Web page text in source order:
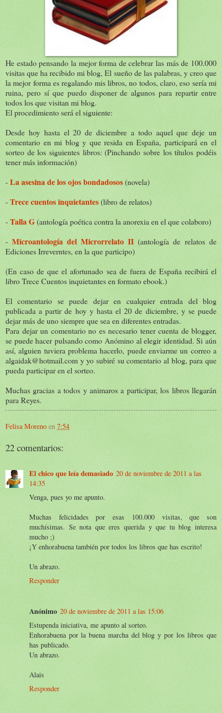
He estado pensando la mejor forma de celebrar las más de 100.000
visitas que ha recibido mi blog, El sueño de las palabras, y creo que
la mejor forma es regalando mis libros, no todos, claro, eso sería mi
ruina, pero sí que puedo disponer de algunos para repartir entre
todos los que visitan mi blog.
El procedimiento será el siguiente:
Desde hoy hasta el 20 de diciembre a todo aquel que deje un
comentario en mi blog y que resida en España, participará en el
sorteo de los siguientes libros: (Pinchando sobre los títulos podéis
tener más información)
-La asesina de los ojos bondadosos(novela)
-Trece cuentos inquietantes(libro de relatos)
-Talla G(antología poética contra la anorexia en el que colaboro)
- Microantología del Microrrelato II(antología de relatos de
Ediciones Irreverntes, en la que participo)
(En caso de que el afortunado sea de fuera de España recibirá el
libro Trece Cuentos inquietantes en formato ebook.)
El comentario se puede dejar en cualquier entrada del blog
publicada a partir de hoy y hasta el 20 de diciembre, y se puede
dejar más de uno siempre que sea en diferentes entradas.
Para dejar un comentario no es necesario tener cuenta de blogger,
se puede hacer pulsando como Anómino al elegir identidad. Si aún
así, alguien tuviera problema hacerlo, puede enviarme un correo a
algaidak@hotmail.com y yo subiré su comentario al blog, para que
pueda participar en el sorteo.
Muchas gracias a todos y animaros a participar, los libros llegarán
para Reyes.
Felisa Moreno en 7:54
22 comentarios:
El chico que leía demasiado 20 de noviembre de 2011 a las
14:35
Venga, pues yo me apunto.
Muchas felicidades por esas 100.000 visitas, que son
muchísimas. Se nota que eres querida y que tu blog interesa
mucho ;)
¡Y enhorabuena también por todos los libros que has escrito!
Un abrazo.
Responder
Anónimo 20 de noviembre de 2011 a las 15:06
Estupenda iniciativa, me apunto al sorteo.
Enhorabuena por la buena marcha del blog y por los libros que
has publicado.
Un abrazo.
Alais
Responder